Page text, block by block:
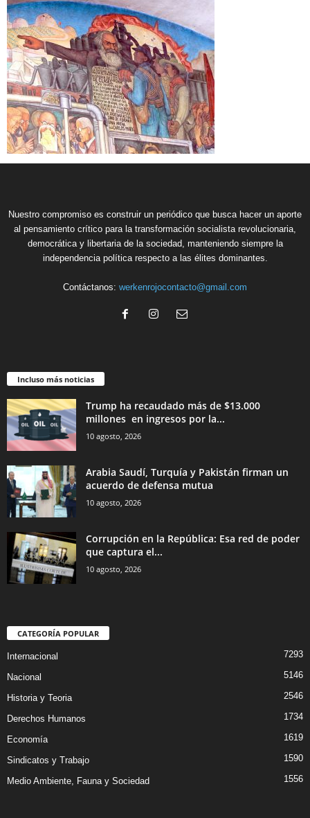
Nuestro compromiso es construir un periódico que busca hacer un aporte
al pensamiento crítico para la transformación socialista revolucionaria,
democrática y libertaria de la sociedad, manteniendo siempre la
independencia política respecto a las élites dominantes.
Contáctanos: werkenrojocontacto@gmail.com
Incluso más noticias
Trump ha recaudado más de $13.000
millones en ingresos por la...
10 agosto, 2026
Arabia Saudí, Turquía y Pakistán firman un
acuerdo de defensa mutua
10 agosto, 2026
Corrupción en la República: Esa red de poder
que captura el...
10 agosto, 2026
CATEGORÍA POPULAR
Internacional 7293
Nacional 5146
Historia y Teoria 2546
Derechos Humanos 1734
Economía 1619
Sindicatos y Trabajo 1590
Medio Ambiente, Fauna y Sociedad 1556